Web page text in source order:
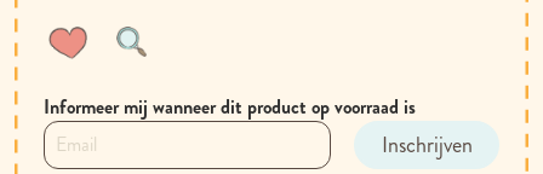
Informeer mij wanneer dit product op voorraad is
Inschrijven
aan
te